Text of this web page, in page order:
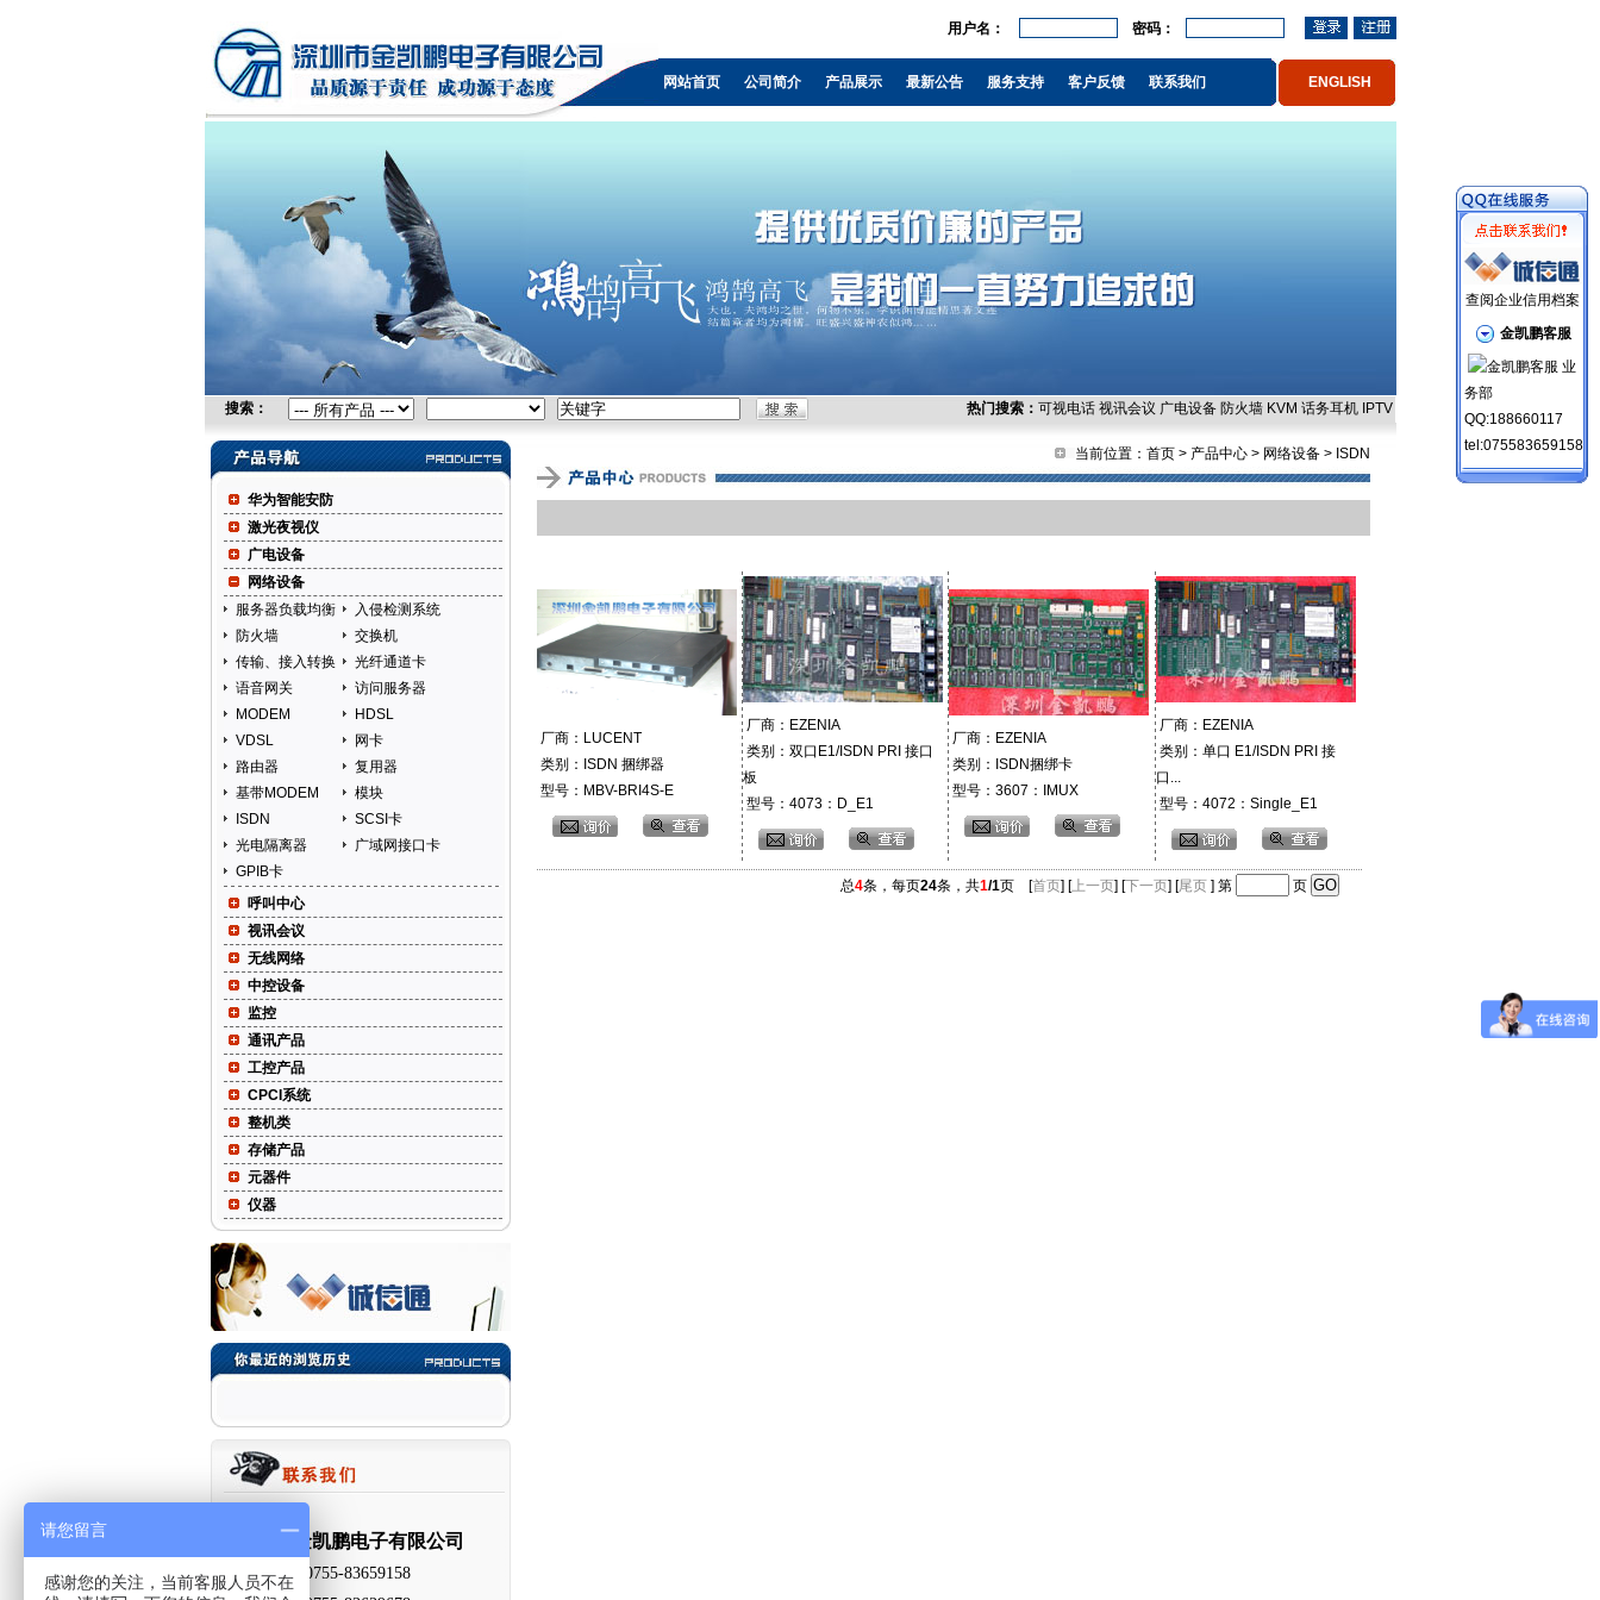
无线网桥，广电设备，可视电话，防火墙，KVM，负载
均衡，IPTV，视频采集卡，自由空间光通信，控制台服
务器
用户名： 密码：
网站首页 公司简介 产品展示 最新公告 服务支持 客户反馈 联系我们 ENGLISH
搜索： 热门搜索： 可视电话 视讯会议 广电设备 防火墙 KVM 话务耳机 IPTV
华为智能安防
激光夜视仪
广电设备
网络设备
服务器负载均衡
入侵检测系统
防火墙
交换机
传输、接入转换
光纤通道卡
语音网关
访问服务器
MODEM
HDSL
VDSL
网卡
路由器
复用器
基带MODEM
模块
ISDN
SCSI卡
光电隔离器
广域网接口卡
GPIB卡
呼叫中心
视讯会议
无线网络
中控设备
监控
通讯产品
工控产品
CPCI系统
整机类
存储产品
元器件
仪器
深圳市金凯鹏电子有限公司
电 话：0755-83659158
当前位置： 首页> 产品中心 > 网络设备> ISDN
厂商：LUCENT
类别：ISDN 捆绑器
型号：MBV-BRI4S-E
厂商：EZENIA
类别：双口E1/ISDN PRI 接口
板
型号：4073：D_E1
厂商：EZENIA
类别：ISDN捆绑卡
型号：3607：IMUX
厂商：EZENIA
类别：单口 E1/ISDN PRI 接
口...
型号：4072：Single_E1
总4条，每页24条，共1/1页 [首页] [上一页] [下一页] [尾页 ] 第 页
查阅企业信用档案
金凯鹏客服
业
务部
QQ:188660117
tel:075583659158
请您留言
感谢您的关注，当前客服人员不在